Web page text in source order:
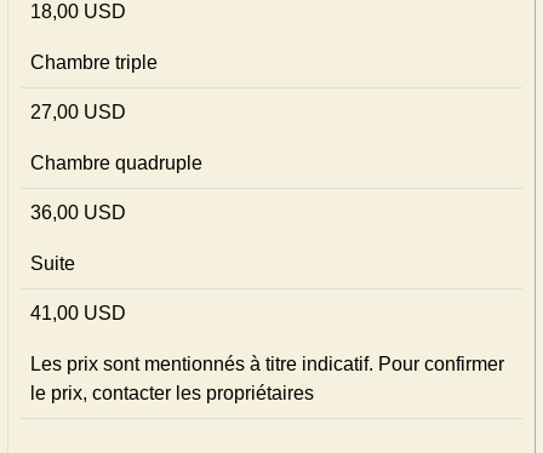
18,00 USD
Chambre triple
27,00 USD
Chambre quadruple
36,00 USD
Suite
41,00 USD
Les prix sont mentionnés à titre indicatif. Pour confirmer
le prix, contacter les propriétaires